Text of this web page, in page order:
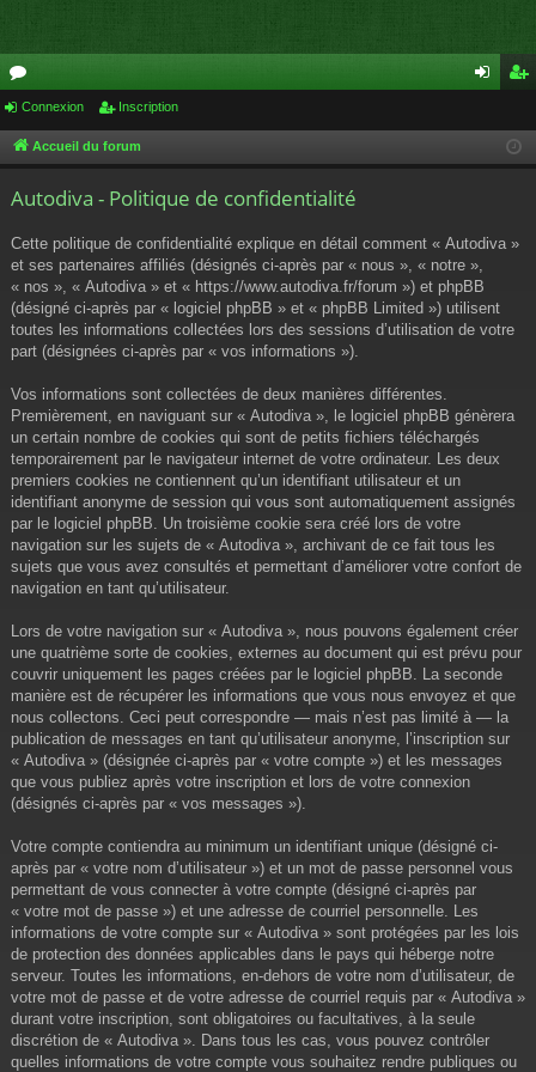
or
u cri
Connexion Inscription
Accueil du forum
Autodiva - Politique de confidentialité
Cette politique de confidentialité explique en détail comment « Autodiva »
et ses partenaires affiliés (désignés ci-après par « nous », « notre »,
« nos », « Autodiva » et « https://www.autodiva.fr/forum ») et phpBB
(désigné ci-après par « logiciel phpBB » et « phpBB Limited ») utilisent
toutes les informations collectées lors des sessions d’utilisation de votre
part (désignées ci-après par « vos informations »).
Vos informations sont collectées de deux manières différentes.
Premièrement, en naviguant sur « Autodiva », le logiciel phpBB génèrera
un certain nombre de cookies qui sont de petits fichiers téléchargés
temporairement par le navigateur internet de votre ordinateur. Les deux
premiers cookies ne contiennent qu’un identifiant utilisateur et un
identifiant anonyme de session qui vous sont automatiquement assignés
par le logiciel phpBB. Un troisième cookie sera créé lors de votre
navigation sur les sujets de « Autodiva », archivant de ce fait tous les
sujets que vous avez consultés et permettant d’améliorer votre confort de
navigation en tant qu’utilisateur.
Lors de votre navigation sur « Autodiva », nous pouvons également créer
une quatrième sorte de cookies, externes au document qui est prévu pour
couvrir uniquement les pages créées par le logiciel phpBB. La seconde
manière est de récupérer les informations que vous nous envoyez et que
nous collectons. Ceci peut correspondre — mais n’est pas limité à — la
publication de messages en tant qu’utilisateur anonyme, l’inscription sur
« Autodiva » (désignée ci-après par « votre compte ») et les messages
que vous publiez après votre inscription et lors de votre connexion
(désignés ci-après par « vos messages »).
Votre compte contiendra au minimum un identifiant unique (désigné ci-
après par « votre nom d’utilisateur ») et un mot de passe personnel vous
permettant de vous connecter à votre compte (désigné ci-après par
« votre mot de passe ») et une adresse de courriel personnelle. Les
informations de votre compte sur « Autodiva » sont protégées par les lois
de protection des données applicables dans le pays qui héberge notre
serveur. Toutes les informations, en-dehors de votre nom d’utilisateur, de
votre mot de passe et de votre adresse de courriel requis par « Autodiva »
durant votre inscription, sont obligatoires ou facultatives, à la seule
discrétion de « Autodiva ». Dans tous les cas, vous pouvez contrôler
quelles informations de votre compte vous souhaitez rendre publiques ou